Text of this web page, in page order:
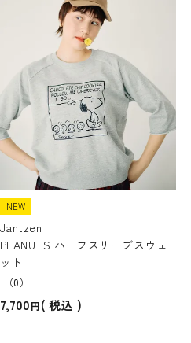
NEW
Jantzen
PEANUTS ハーフスリーブスウェ
ット
（0）
7,700 税込